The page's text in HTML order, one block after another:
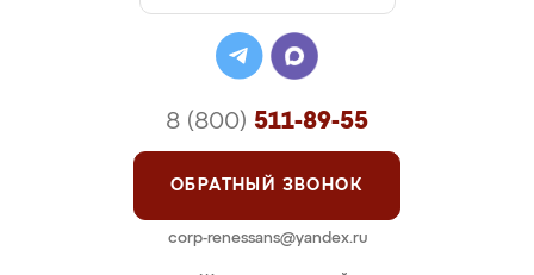
8 (800) 511-89-55
ОБРАТНЫЙ ЗВОНОК
corp-renessans@yandex.ru